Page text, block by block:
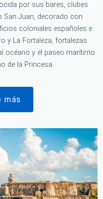
por sus bares, clubes
San Juan, decorado con
coloniales españoles e
y La Fortaleza, fortalezas
océano y el paseo marítimo
de la Princesa.
más